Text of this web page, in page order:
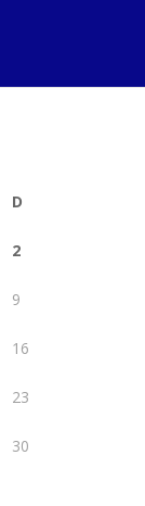
D
2
9
16
23
30